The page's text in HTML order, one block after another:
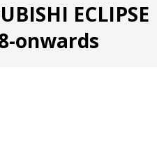
ECLIPSE
onwards